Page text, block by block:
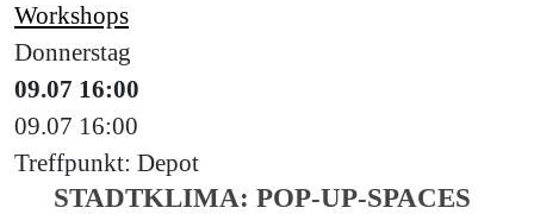
Workshops
Donnerstag
09.07 16:00
09.07 16:00
Treffpunkt: Depot
STADTKLIMA: POP-UP-SPACES